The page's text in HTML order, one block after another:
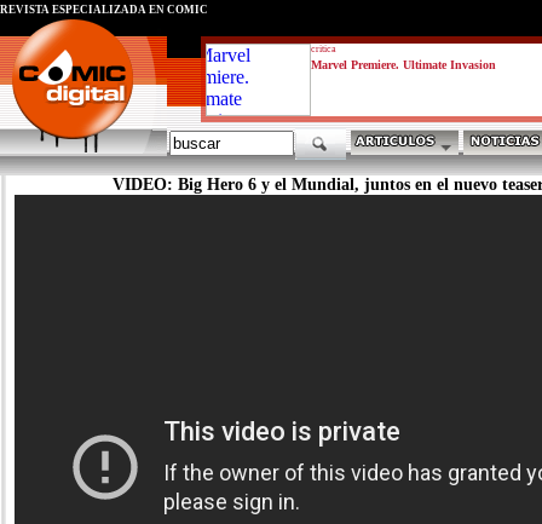
critica
Marvel Premiere. Ultimate Invasion
REVISTA ESPECIALIZADA EN CÓMIC
VIDEO: Big Hero 6 y el Mundial, juntos en el nuevo